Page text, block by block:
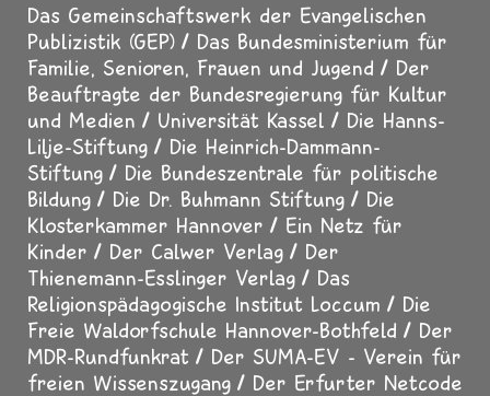
Das Gemeinschaftswerk der Evangelischen
Publizistik (GEP)
Das Bundesministerium für
Familie, Senioren, Frauen und Jugend
Der
Beauftragte der Bundesregierung für Kultur
und Medien
Universität Kassel
Die Hanns-
Lilje-Stiftung
Die Heinrich-Dammann-
Stiftung
Die Bundeszentrale für politische
Bildung
Die Dr. Buhmann Stiftung
Die
Klosterkammer Hannover
Ein Netz für
Kinder
Der Calwer Verlag
Der
Thienemann-Esslinger Verlag
Das
Religionspädagogische Institut Loccum
Die
Freie Waldorfschule Hannover-Bothfeld
Der
MDR-Rundfunkrat
Der SUMA-EV - Verein für
freien Wissenszugang
Der Erfurter Netcode